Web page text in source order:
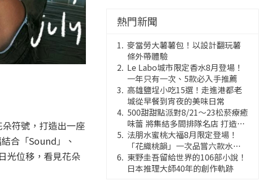
符號，打造出一座
合「Sound」、
光位移，看見花朵
熱門新聞
麥當勞大薯薯包！以設計翻玩薯
條外帶體驗
Le Labo城市限定香水8月登場！
一年只有一次、5款必入手推薦
高雄鹽埕小吃15選！走進港都老
城從早餐到宵夜的美味日常
500甜甜點派對8/21～23松菸療癒
味蕾 將集結多間排隊名店 打造靈
感創意的舞台
法朋水蜜桃大福8月限定登場！
「花織桃韻」一次品嘗六款水蜜
桃花果大福
東野圭吾留給世界的106部小說！
日本推理大師40年的創作軌跡